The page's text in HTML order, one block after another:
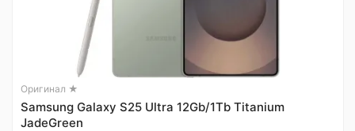
Оригинал ★
Samsung Galaxy S25 Ultra 12Gb/1Tb Titanium
JadeGreen